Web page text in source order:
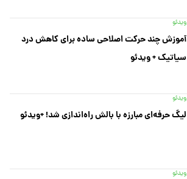
ویدئو
آموزش چند حرکت اصلاحی ساده برای کاهش درد
سیاتیک + ویدئو
ویدئو
لیگ حرفه‌ای مبارزه با بالش راه‌اندازی شد! +ویدئو
ویدئو